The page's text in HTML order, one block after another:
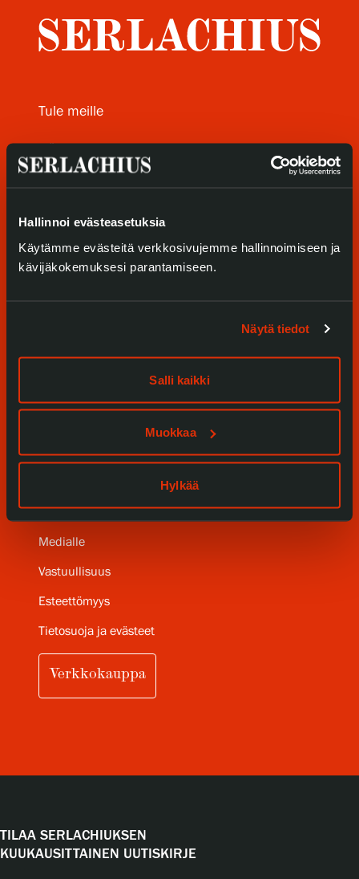
Hallinnoi evästeasetuksia
Käytämme evästeitä verkkosivujemme hallinnoimiseen ja
kävijäkokemuksesi parantamiseen.
Näytä tiedot
Salli kaikki
Muokkaa
Hylkää
Medialle
Esteettömyys
Tule meille
Näyttelyt
Palvelumme
Kokoelmat ja museo
Ravintola Gösta
Serlachius Art & Sauna Express
Medialle
Vastuullisuus
Esteettömyys
Tietosuoja ja evästeet
Verkkokauppa
TILAA SERLACHIUKSEN
KUUKAUSITTAINEN UUTISKIRJE